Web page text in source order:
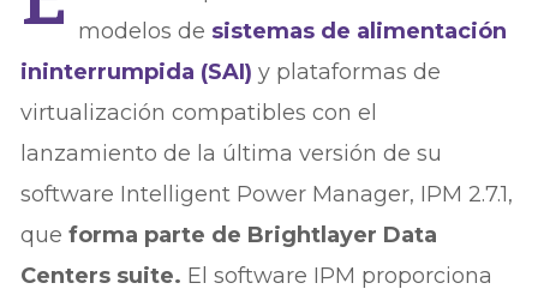
modelos de sistemas de alimentación
ininterrumpida (SAI) y plataformas de
virtualización compatibles con el
lanzamiento de la última versión de su
software Intelligent Power Manager, IPM 2.7.1,
queforma parte de Brightlayer Data
Centers suite. El software IPM proporciona